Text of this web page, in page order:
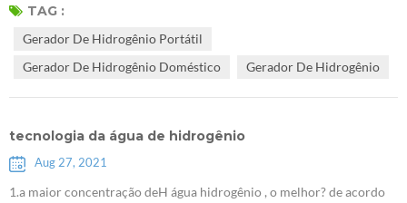
doenças do corpo humano.este artigo descreve a história da
de gás diatômico c...
TAG :
Gerador De Hidrogênio Portátil
Gerador De Hidrogênio Doméstico
Gerador De Hidrogênio
tecnologia da água de hidrogênio
Aug 27, 2021
1.a maior concentração deH água hidrogênio , o melhor? de acordo